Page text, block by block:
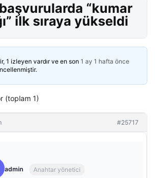
“kumar
ilk sıraya yükseldi
1 izleyen vardır ve en son 1 ay 1 hafta önce
(toplam 1)
#25717
admin Anahtar yönetici